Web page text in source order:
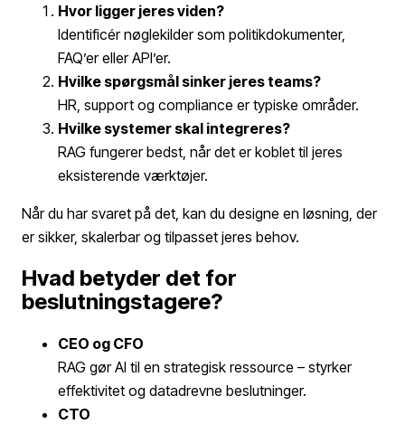
Hvor ligger jeres viden?
Identificér nøglekilder som politikdokumenter,
FAQ’er eller API’er.
Hvilke spørgsmål sinker jeres teams?
HR, support og compliance er typiske områder.
Hvilke systemer skal integreres?
RAG fungerer bedst, når det er koblet til jeres
eksisterende værktøjer.
Når du har svaret på det, kan du designe en løsning, der
er sikker, skalerbar og tilpasset jeres behov.
Hvad betyder det for
beslutningstagere?
CEO og CFO
RAG gør AI til en strategisk ressource – styrker
effektivitet og datadrevne beslutninger.
CTO